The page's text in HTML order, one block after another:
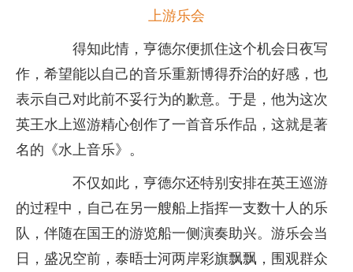
上游乐会
得知此情，亨德尔便抓住这个机会日夜写
作，希望能以自己的音乐重新博得乔治的好感，也
表示自己对此前不妥行为的歉意。于是，他为这次
英王水上巡游精心创作了一首音乐作品，这就是著
名的《水上音乐》。
不仅如此，亨德尔还特别安排在英王巡游
的过程中，自己在另一艘船上指挥一支数十人的乐
队，伴随在国王的游览船一侧演奏助兴。游乐会当
日，盛况空前，泰晤士河两岸彩旗飘飘，围观群众